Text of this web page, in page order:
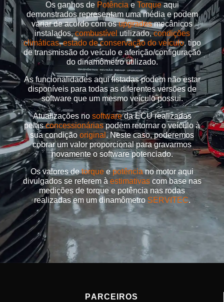
Os ganhos de Potênciae Torqueaqui
demonstrados representam uma média e podem
variar de acordo com osupgradesmecânicos
instalados,combustívelutilizado,condições
climáticas, estado de conservação do veículo, tipo
de transmissão do veículo e aferição/configuração
do dinamômetro utilizado.
As funcionalidades aqui listadas podem não estar
disponíveis para todas as diferentes versões de
software que um mesmo veículo possui.
Atualizações no softwareda ECU realizadas
pelasconcessionáriaspodem retornar o veículo à
sua condição original . Neste caso, poderemos
cobrar um valor proporcional para gravarmos
novamente o software potenciado.
Os valores detorque epotênciano motor aqui
divulgados se referem àestimativascom base nas
medições de torque e potência nas rodas
realizadas em um dinamômetro SERVITEC.
PARCEIROS